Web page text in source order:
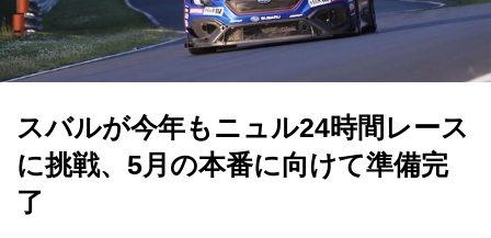
スバルが今年もニュル24時間レース
に挑戦、5月の本番に向けて準備完
了